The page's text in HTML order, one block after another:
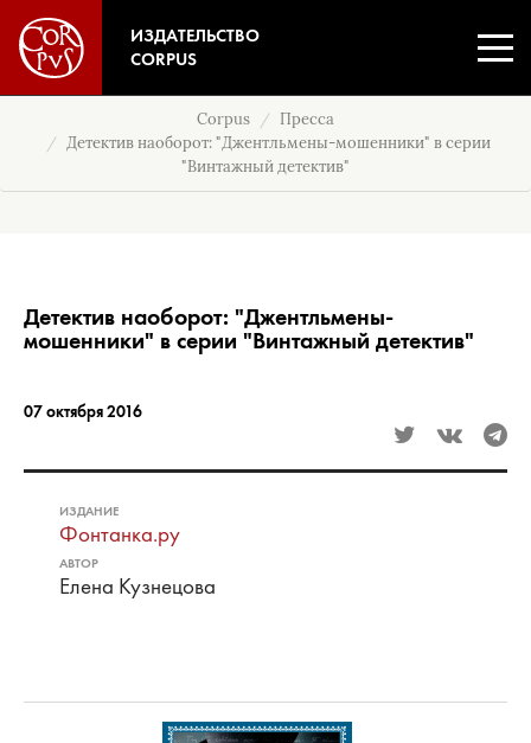
ИЗДАТЕЛЬСТВО
CORPUS
Corpus
Пресса
Детектив наоборот: "Джентльмены-мошенники" в серии
"Винтажный детектив"
Детектив наоборот: "Джентльмены-
мошенники" в серии "Винтажный детектив"
07 октября 2016
ИЗДАНИЕ
Фонтанка.ру
АВТОР
Елена Кузнецова